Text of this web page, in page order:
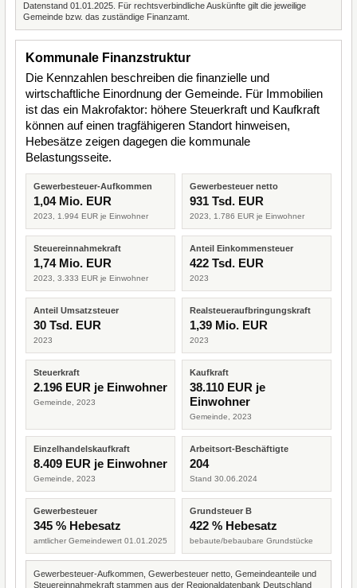
Datenstand 01.01.2025. Für rechtsverbindliche Auskünfte gilt die jeweilige
Gemeinde bzw. das zuständige Finanzamt.
Kommunale Finanzstruktur
Die Kennzahlen beschreiben die finanzielle und
wirtschaftliche Einordnung der Gemeinde. Für Immobilien
ist das ein Makrofaktor: höhere Steuerkraft und Kaufkraft
können auf einen tragfähigeren Standort hinweisen,
Hebesätze zeigen dagegen die kommunale
Belastungsseite.
Gewerbesteuer-Aufkommen
1,04 Mio. EUR
2023, 1.994 EUR je Einwohner
Gewerbesteuer netto
931 Tsd. EUR
2023, 1.786 EUR je Einwohner
Steuereinnahmekraft
1,74 Mio. EUR
2023, 3.333 EUR je Einwohner
Anteil Einkommensteuer
422 Tsd. EUR
2023
Anteil Umsatzsteuer
30 Tsd. EUR
2023
Realsteueraufbringungskraft
1,39 Mio. EUR
2023
Steuerkraft
2.196 EUR je Einwohner
Gemeinde, 2023
Kaufkraft
38.110 EUR je
Einwohner
Gemeinde, 2023
Einzelhandelskaufkraft
8.409 EUR je Einwohner
Gemeinde, 2023
Arbeitsort-Beschäftigte
204
Stand 30.06.2024
Gewerbesteuer
345 % Hebesatz
amtlicher Gemeindewert 01.01.2025
Grundsteuer B
422 % Hebesatz
bebaute/bebaubare Grundstücke
Gewerbesteuer-Aufkommen, Gewerbesteuer netto, Gemeindeanteile und
Steuereinnahmekraft stammen aus der Regionaldatenbank Deutschland